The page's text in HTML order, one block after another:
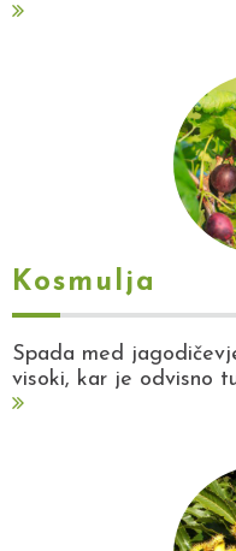
Kosmulja
Spada med
visoki, kar je odvisno